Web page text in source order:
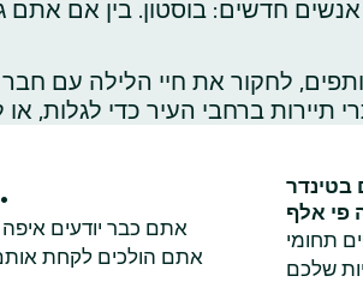
חדשים: בוסטון. בין אם אתם
לחקור את חיי הלילה עם
כמה רעיונות לדייטים בבוסטון.
אתם כבר יודעים
אתם הולכים לקחת
בטינדר
תחומי